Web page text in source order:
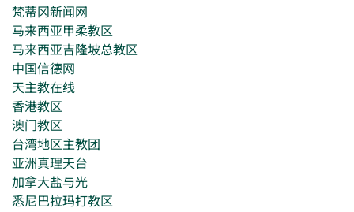
梵蒂冈新闻网
马来西亚甲柔教区
马来西亚吉隆坡总教区
中国信德网
天主教在线
香港教区
澳门教区
台湾地区主教团
亚洲真理天台
加拿大盐与光
悉尼巴拉玛打教区